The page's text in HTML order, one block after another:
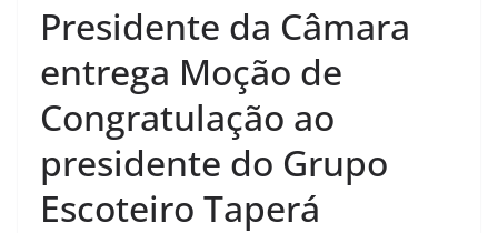
Presidente da Câmara
entrega Moção de
Congratulação ao
presidente do Grupo
Escoteiro Taperá